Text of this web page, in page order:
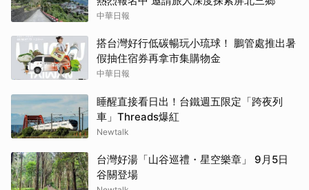
中華日報
搭台灣好行低碳暢玩小琉球！ 鵬管處推出暑
假抽住宿券再拿市集購物金
中華日報
睡醒直接看日出！台鐵週五限定「跨夜列
車」Threads爆紅
Newtalk
台灣好湯「山谷巡禮・星空樂章」 9月5日
谷關登場